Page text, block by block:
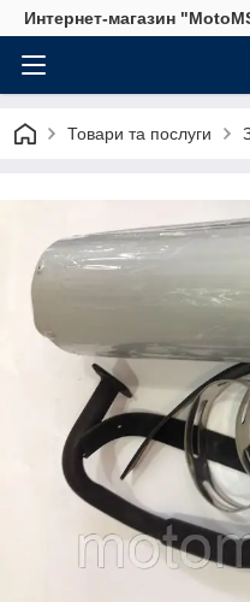
Интернет-магазин
Товари та послуги